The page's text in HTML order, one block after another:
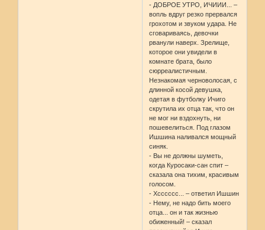
- ДОБРОЕ УТРО, ИЧИИИ... –
вопль вдруг резко прервался
грохотом и звуком удара. Не
сговариваясь, девочки
рванули наверх. Зрелище,
которое они увидели в
комнате брата, было
сюрреалистичным.
Незнакомая черноволосая, с
длинной косой девушка,
одетая в футболку Ичиго
скрутила их отца так, что он
не мог ни вздохнуть, ни
пошевелиться. Под глазом
Ишшина наливался мощный
синяк.
- Вы не должны шуметь,
когда Куросаки-сан спит –
сказала она тихим, красивым
голосом.
- Хсссссс... – ответил Ишшин
- Нему, не надо бить моего
отца... он и так жизнью
обиженный! – сказал